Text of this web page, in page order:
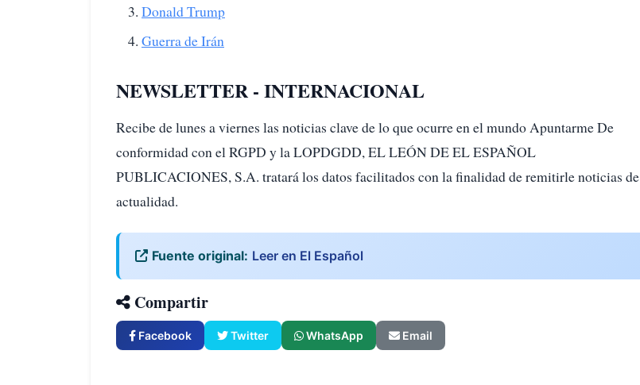
Donald Trump
Guerra de Irán
NEWSLETTER - INTERNACIONAL
Recibe de lunes a viernes las noticias clave de lo que ocurre en el mundo Apuntarme De
conformidad con el RGPD y la LOPDGDD, EL LEÓN DE EL ESPAÑOL
PUBLICACIONES, S.A. tratará los datos facilitados con la finalidad de remitirle noticias de
actualidad.
Fuente original: Leer en El Español
Compartir
Facebook Twitter WhatsApp Email